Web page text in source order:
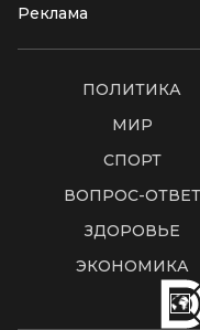
Реклама
ПОЛИТИКА
МИР
СПОРТ
ВОПРОС-ОТВЕТ
ЗДОРОВЬЕ
ЭКОНОМИКА